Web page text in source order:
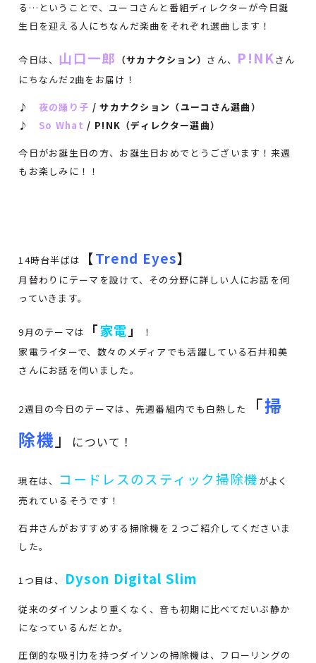
る…ということで、ユーコさんと番組ディレクターが今日誕
生日を迎える人にちなんだ楽曲をそれぞれ選曲します！
今日は、 山口一郎 （サカナクション） さん、 P!NKさん
にちなんだ2曲をお届け！
♪ 夜の踊り子 / サカナクション（ユーコさん選曲）
♪ So What / P!NK （ディレクター選曲）
今日がお誕生日の方、お誕生日おめでとうございます！来週
もお楽しみに！！
14時台半ばは 【Trend Eyes】
月替わりにテーマを設けて、その分野に詳しい人にお話を伺
っていきます。
9月のテーマは 「家電 」
！
家電ライターで、数々のメディアでも活躍している石井和美
さんにお話を伺いました。
2週目の今日のテーマは、先週番組内でも白熱した 「掃
除機 」 について！
現在は、 コードレスのスティック掃除機 がよく
売れているそうです！
石井さんがおすすめする掃除機を２つご紹介してくださいま
した。
1つ目は、 Dyson Digital Slim
従来のダイソンより重くなく、音も初期に比べてだいぶ静か
になっているんだとか。
圧倒的な吸引力を持つダイソンの掃除機は、フローリングの